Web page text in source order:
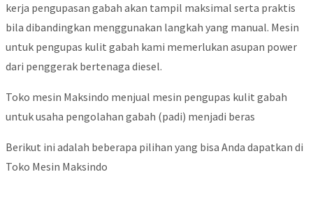
kerja pengupasan gabah akan tampil maksimal serta praktis
bila dibandingkan menggunakan langkah yang manual. Mesin
untuk pengupas kulit gabah kami memerlukan asupan power
dari penggerak bertenaga diesel.
Toko mesin Maksindo menjual mesin pengupas kulit gabah
untuk usaha pengolahan gabah (padi) menjadi beras
Berikut ini adalah beberapa pilihan yang bisa Anda dapatkan di
Toko Mesin Maksindo